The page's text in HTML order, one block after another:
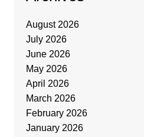
August 2026
July 2026
June 2026
May 2026
April 2026
March 2026
February 2026
January 2026